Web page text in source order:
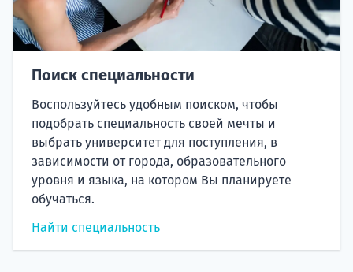
Поиск специальности
Воспользуйтесь удобным поиском, чтобы
подобрать специальность своей мечты и
выбрать университет для поступления, в
зависимости от города, образовательного
уровня и языка, на котором Вы планируете
обучаться.
Найти специальность